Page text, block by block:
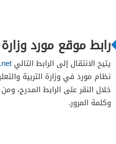
رابط موقع مورد وزارة
يتيح الانتقال إلى الرابط التالي
نظام مورد في وزارة التربية
خلال النقر على الرابط المدرج،
وكلمة المرور.